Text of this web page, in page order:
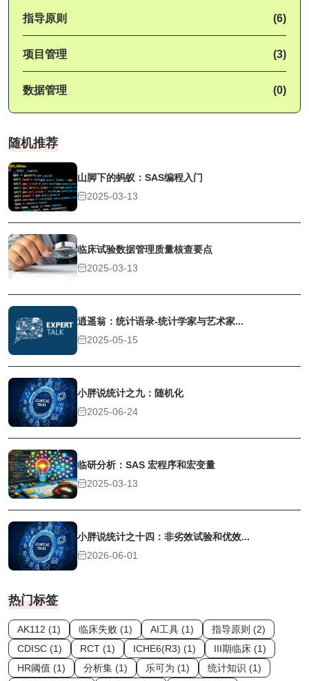
指导原则 (6)
项目管理 (3)
数据管理 (0)
随机推荐
山脚下的蚂蚁：SAS编程入门
2025-03-13
临床试验数据管理质量核查要点
2025-03-13
逍遥翁：统计语录-统计学家与艺术家...
2025-05-15
小胖说统计之九：随机化
2025-06-24
临研分析：SAS 宏程序和宏变量
2025-03-13
小胖说统计之十四：非劣效试验和优效...
2026-06-01
热门标签
AK112 (1) 临床失败 (1) AI工具 (1)
指导原则 (2)
CDISC (1)
RCT (1) ICHE6(R3) (1)
III期临床 (1)
HR阈值 (1)
分析集 (1) 乐可为 (1)
统计知识 (1)